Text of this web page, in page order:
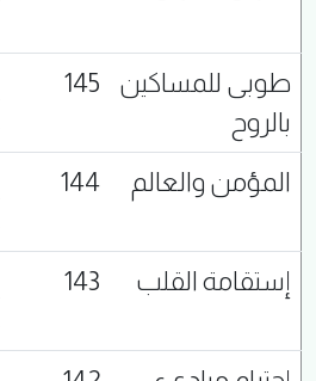
طوبى للمساكين
بالروح
145
المؤمن والعالم
144
إستقامة القلب
143